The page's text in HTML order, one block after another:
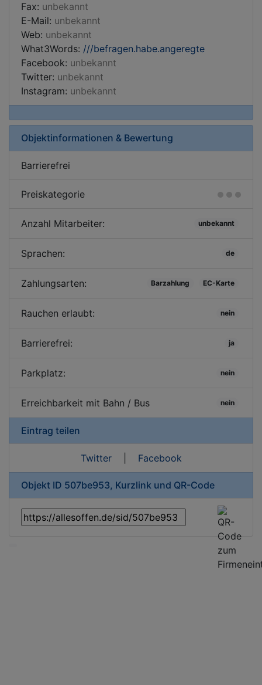
Fax: unbekannt
E-Mail: unbekannt
Web: unbekannt
What3Words: ///befragen.habe.angeregte
Facebook: unbekannt
Twitter: unbekannt
Instagram: unbekannt
Objektinformationen & Bewertung
Barrierefrei
Preiskategorie
Anzahl Mitarbeiter: unbekannt
Sprachen: de
Zahlungsarten: Barzahlung EC-Karte
Rauchen erlaubt: nein
Barrierefrei: ja
Parkplatz: nein
Erreichbarkeit mit Bahn / Bus nein
Eintrag teilen
Twitter| Facebook
Objekt ID 507be953, Kurzlink und QR-Code